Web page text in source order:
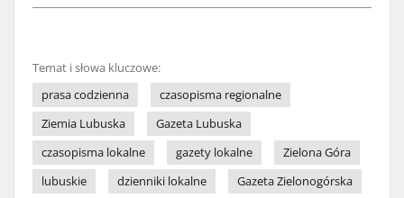
Temat i słowa kluczowe:
prasa codzienna
czasopisma regionalne
Ziemia Lubuska
Gazeta Lubuska
czasopisma lokalne
gazety lokalne
Zielona Góra
lubuskie
dzienniki lokalne
Gazeta Zielonogórska